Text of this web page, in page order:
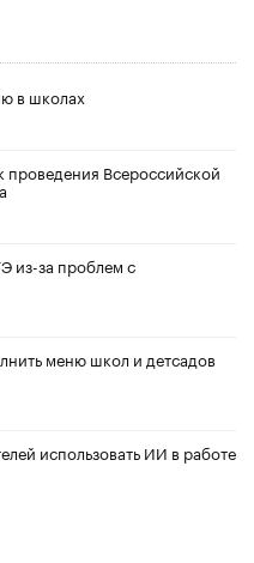
в школах
Всероссийской
из-за проблем с
меню школ и детсадов
использовать ИИ в работе